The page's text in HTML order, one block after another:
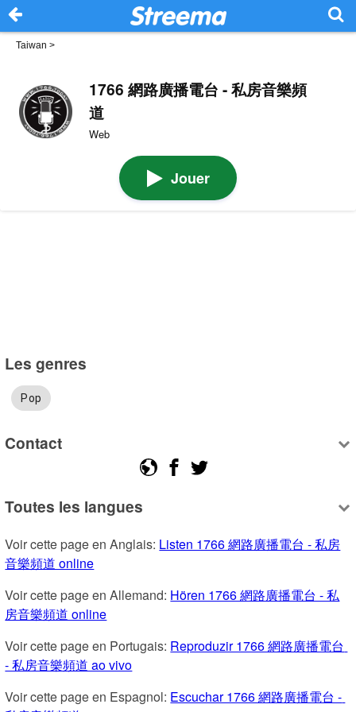
Taiwan >
1766 網路廣播電台 - 私房音樂頻
道
Web
Jouer
Les genres
Pop
Contact
Toutes les langues
Voir cette page en Anglais: Listen 1766 網路廣播電台 - 私房
音樂頻道 online
Voir cette page en Allemand: Hören 1766 網路廣播電台 - 私
房音樂頻道 online
Voir cette page en Portugais: Reproduzir 1766 網路廣播電台
- 私房音樂頻道 ao vivo
Voir cette page en Espagnol: Escuchar 1766 網路廣播電台 -